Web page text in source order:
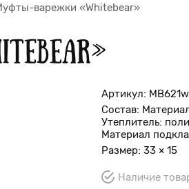
варежки «Whitebear»
Артикул:
Состав:
Утеплитель:
Материал
Размер: 33 × 15
Наличие